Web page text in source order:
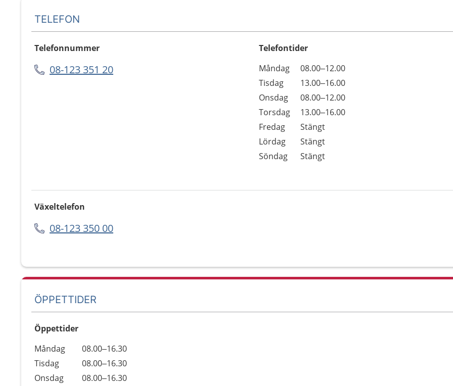
TELEFON
Telefonnummer
08-123 351 20
Telefontider
Dag
Öppettider
Kommentarer
Måndag
08.00–12.00
Tisdag
13.00–16.00
Onsdag
08.00–12.00
Torsdag
13.00–16.00
Fredag
Stängt
Lördag
Stängt
Söndag
Stängt
Växeltelefon
08-123 350 00
ÖPPETTIDER
Öppettider
Dag
Öppettider
Kommentarer
Måndag
08.00–16.30
Tisdag
08.00–16.30
Onsdag
08.00–16.30